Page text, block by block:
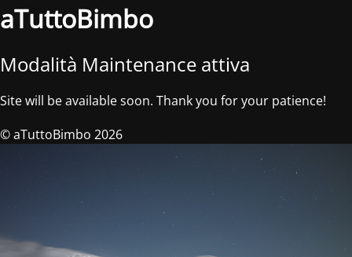
aTuttoBimbo
Modalità Maintenance attiva
Site will be available soon. Thank you for your patience!
© aTuttoBimbo 2026